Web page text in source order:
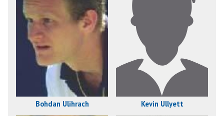
Bohdan Ulihrach Kevin Ullyett